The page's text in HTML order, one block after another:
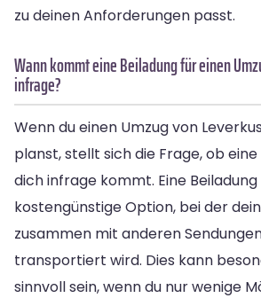
zu deinen Anforderungen passt.
Wann kommt eine Beiladung für einen
infrage?
Wenn du einen Umzug von
planst, stellt sich die Frage, ob
dich infrage kommt. Eine
kostengünstige Option, bei der
zusammen mit anderen
transportiert wird. Dies kann
sinnvoll sein, wenn du nur wenige